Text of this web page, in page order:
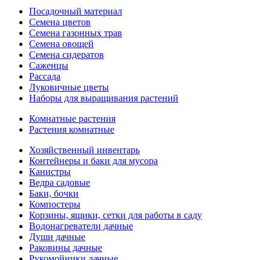
Посадочный материал
Семена цветов
Семена газонных трав
Семена овощей
Семена сидератов
Саженцы
Рассада
Луковичные цветы
Наборы для выращивания растений
Комнатные растения
Растения комнатные
Хозяйственный инвентарь
Контейнеры и баки для мусора
Канистры
Ведра садовые
Баки, бочки
Компостеры
Корзины, ящики, сетки для работы в саду
Водонагреватели дачные
Души дачные
Раковины дачные